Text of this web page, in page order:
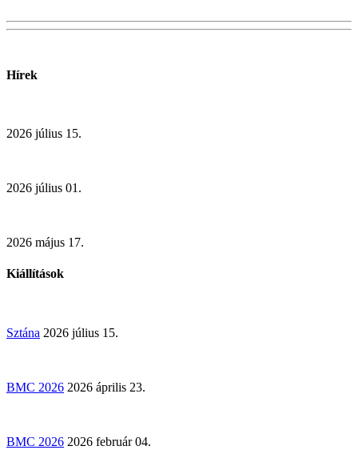
Hírek
2026 július 15.
2026 július 01.
2026 május 17.
Kiállítások
Sztána 2026 július 15.
BMC 2026 2026 április 23.
BMC 2026 2026 február 04.